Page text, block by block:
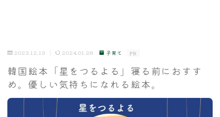
2023.12.13 2024.01.28 子育て PR
韓国絵本「星をつるよる」寝る前におすす
め。優しい気持ちになれる絵本。